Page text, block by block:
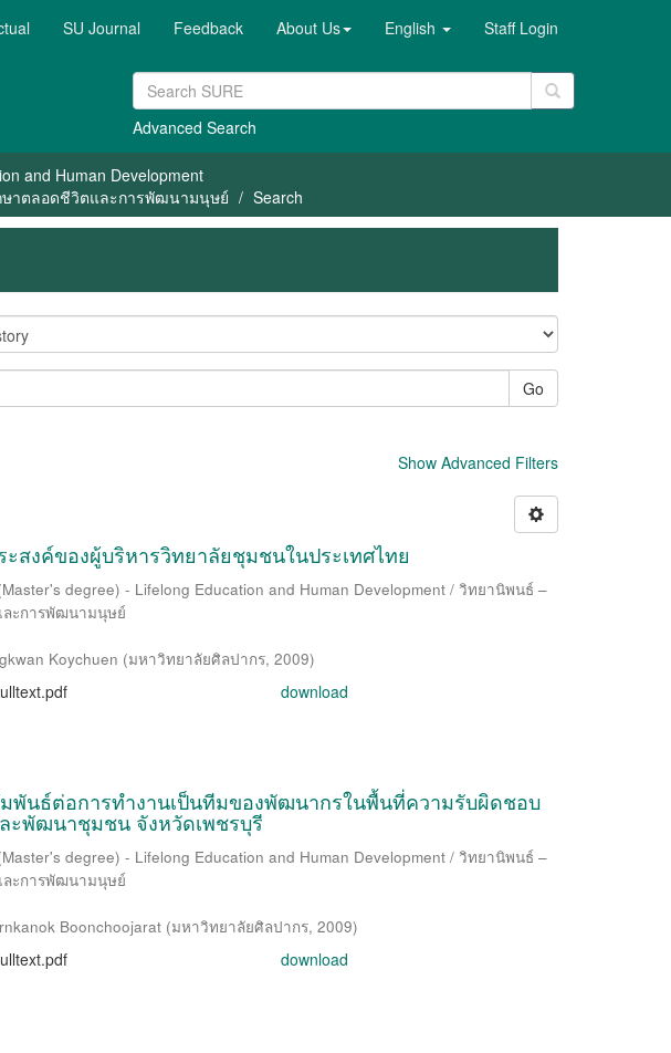
SU Journal Feedback About Us English Staff Login
Advanced Search
and Human Development
ษาตลอดชีวิตและการพัฒนามนุษย์
Search
Go
Show Advanced Filters
สงค์ของผู้บริหารวิทยาลัยชุมชนในประเทศไทย
degree) - Lifelong Education and Human Development / วิทยานิพนธ์ –
ะการพัฒนามนุษย์
Koychuen (มหาวิทยาลัยศิลปากร, 2009)
download
พันธ์ต่อการทำงานเป็นทีมของพัฒนากรในพื้นที่ความรับผิดชอบ
ะพัฒนาชุมชน จังหวัดเพชรบุรี
degree) - Lifelong Education and Human Development / วิทยานิพนธ์ –
ะการพัฒนามนุษย์
Boonchoojarat (มหาวิทยาลัยศิลปากร, 2009)
download